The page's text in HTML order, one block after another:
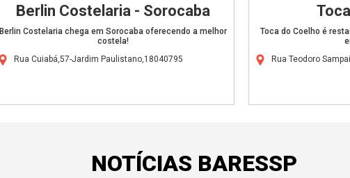
Berlin Costelaria - Sorocaba
Berlin Costelaria chega em Sorocaba oferecendo a melhor
costela!
Rua Cuiabá,57-Jardim Paulistano,18040795
Toca do Coelho é
Rua Teodoro
NOTÍCIAS BARESSP